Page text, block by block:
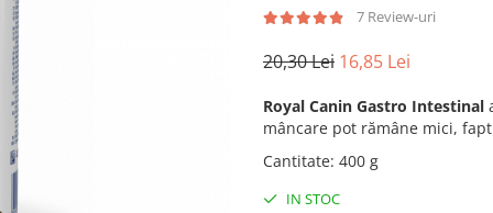
7 Review-uri
20,30 Lei 16,85 Lei
Royal Canin Gastro Intestinal
mâncare pot rămâne mici,
Cantitate: 400 g
IN STOC